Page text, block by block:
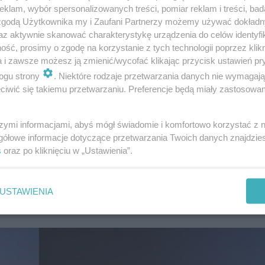
w „Tańcu z gwiazdami”. FAWORYTKA?
odpuścić i pomimo nieprzespanej nocy
zjadłam śniadanie i pojechałam na próby -
z gwiazdami". Mamy nadzieję, że nieprzespana noc
radziła sobie doskonale!
wybór spersonalizowanych treści, pomiar reklam i treści,
Użytkownika my i Zaufani Partnerzy możemy używać
aktywnie skanować charakterystykę urządzenia do celów
prosimy o zgodę na korzystanie z tych technologii poprzez
i zawsze możesz ją zmienić/wycofać klikając przycisk ustawień
strony
. Niektóre rodzaje przetwarzania danych nie
się takiemu przetwarzaniu. Preferencje będą miały
informacjami, abyś mógł świadomie i komfortowo korzystać z
informacje dotyczące przetwarzania Twoich danych
oraz po kliknięciu w „Ustawienia”.
USTAWIENIA